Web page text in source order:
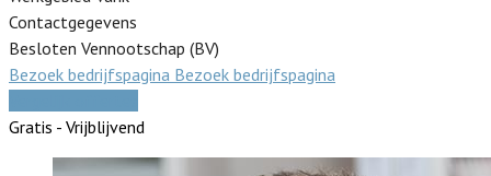
Contactgegevens
Besloten Vennootschap (BV)
Bezoek bedrijfspagina Bezoek bedrijfspagina
Gratis - Vrijblijvend